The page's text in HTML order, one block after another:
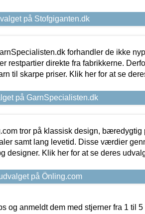
på Stofgiganten.dk
forhandler de ikke
restpartier direkte fra fabrikkerne.
til skarpe priser. Klik her for at se
på GarnSpecialisten.dk
tror på klassisk design, bæredygtig
samt lang levetid. Disse værdier
designer. Klik her for at se deres
på Önling.com
og anmeldt dem med stjerner fra 1 til 5